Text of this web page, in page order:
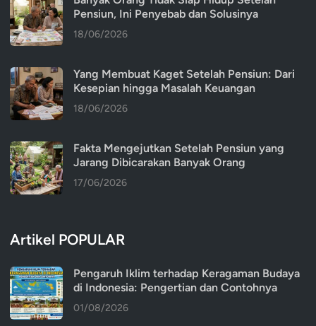
Pensiun, Ini Penyebab dan Solusinya
18/06/2026
Yang Membuat Kaget Setelah Pensiun: Dari
Kesepian hingga Masalah Keuangan
18/06/2026
Fakta Mengejutkan Setelah Pensiun yang
Jarang Dibicarakan Banyak Orang
17/06/2026
Artikel POPULAR
Pengaruh Iklim terhadap Keragaman Budaya
di Indonesia: Pengertian dan Contohnya
01/08/2026